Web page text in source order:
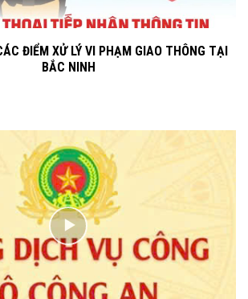
ĐIỂM XỬ LÝ VI PHẠM GIAO THÔNG TẠI
BẮC NINH